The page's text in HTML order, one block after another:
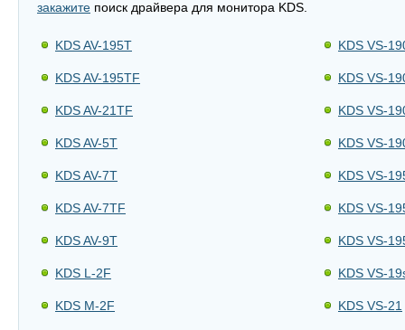
закажите поиск драйвера для монитора KDS.
KDS AV-195T
KDS AV-195TF
KDS AV-21TF
KDS AV-5T
KDS AV-7T
KDS AV-7TF
KDS AV-9T
KDS L-2F
KDS M-2F
KDS VS-
KDS VS-
KDS VS-
KDS VS-
KDS VS-
KDS VS-
KDS VS-
KDS VS-
KDS VS-21